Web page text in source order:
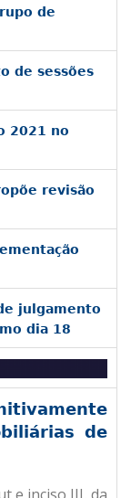
de
de sessões
2021 no
revisão
julgamento
dia 18
de